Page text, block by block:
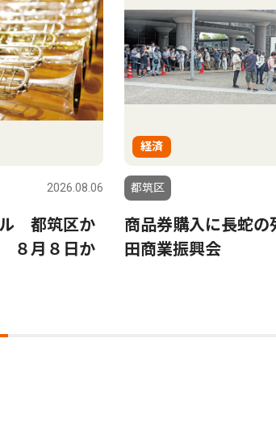
2026.08.06
ル 都筑区か
８月８日か
経済
都筑区
商品券購入に長蛇
田商業振興会